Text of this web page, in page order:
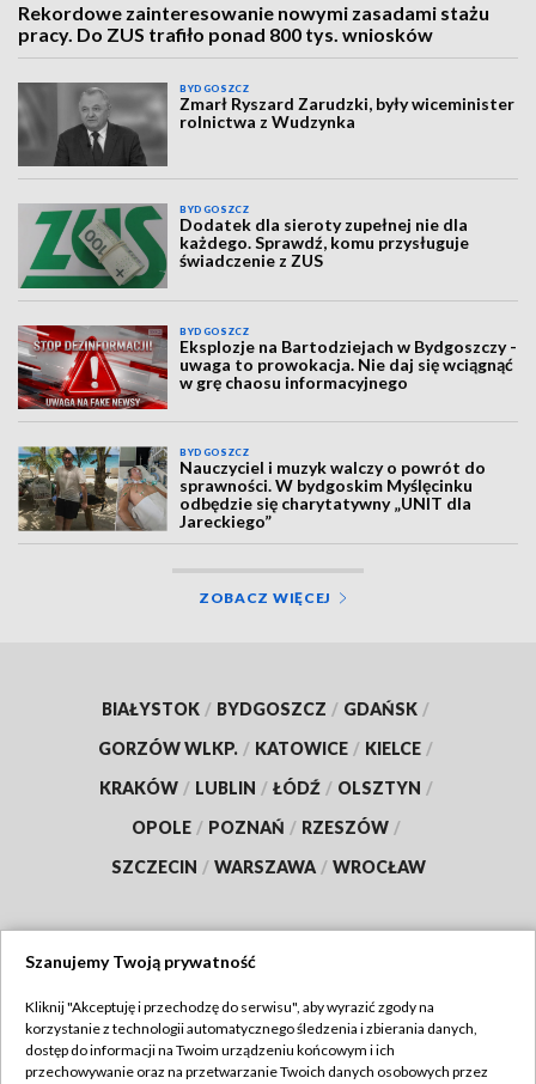
Rekordowe zainteresowanie nowymi zasadami stażu
pracy. Do ZUS trafiło ponad 800 tys. wniosków
BYDGOSZCZ
Zmarł Ryszard Zarudzki, były wiceminister
rolnictwa z Wudzynka
BYDGOSZCZ
Dodatek dla sieroty zupełnej nie dla
każdego. Sprawdź, komu przysługuje
świadczenie z ZUS
BYDGOSZCZ
Eksplozje na Bartodziejach w Bydgoszczy -
uwaga to prowokacja. Nie daj się wciągnąć
w grę chaosu informacyjnego
BYDGOSZCZ
Nauczyciel i muzyk walczy o powrót do
sprawności. W bydgoskim Myślęcinku
odbędzie się charytatywny „UNIT dla
Jareckiego”
ZOBACZ WIĘCEJ
BIAŁYSTOK / BYDGOSZCZ / GDAŃSK /
GORZÓW WLKP. / KATOWICE / KIELCE /
KRAKÓW / LUBLIN / ŁÓDŹ / OLSZTYN /
OPOLE / POZNAŃ / RZESZÓW /
SZCZECIN / WARSZAWA / WROCŁAW
TVP
Abonament TVP
Regulamin TVP
Szanujemy Twoją prywatność
Kliknij "Akceptuję i przechodzę do serwisu", aby wyrazić zgody na
korzystanie z technologii automatycznego śledzenia i zbierania danych,
dostęp do informacji na Twoim urządzeniu końcowym i ich
przechowywanie oraz na przetwarzanie Twoich danych osobowych przez